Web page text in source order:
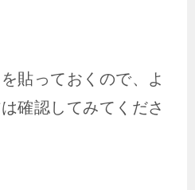
貼っておくので、よ
確認してみてくださ